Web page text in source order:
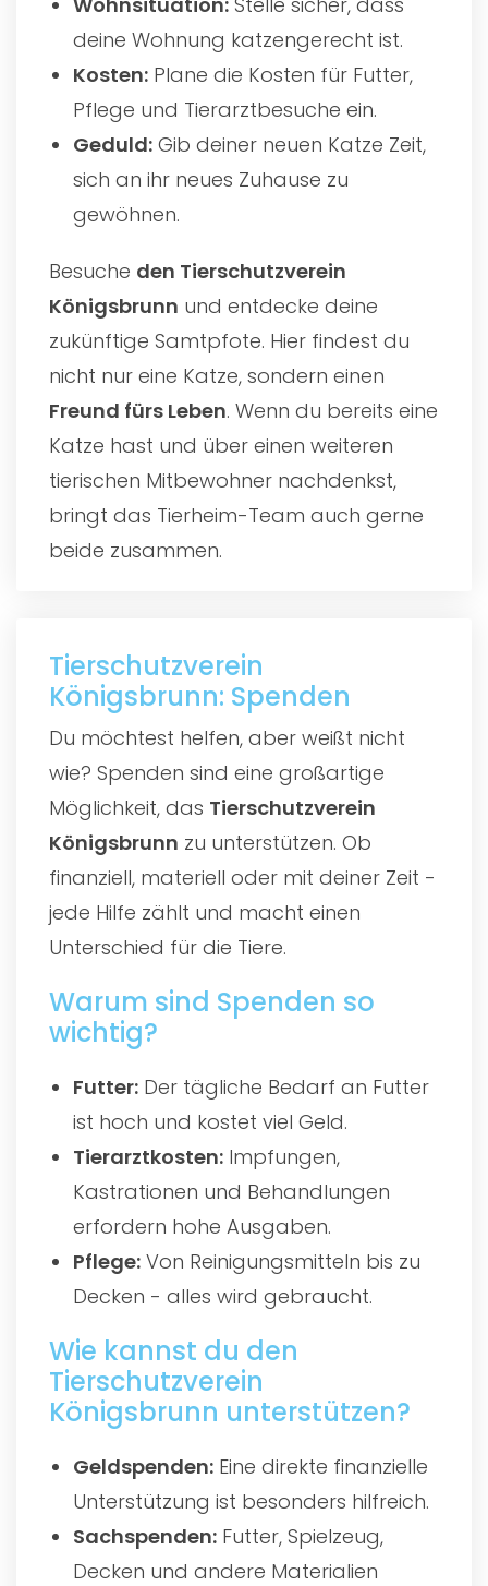
deine Wohnung katzengerecht ist.
Kosten: Plane die Kosten für Futter,
Pflege und Tierarztbesuche ein.
Geduld: Gib deiner neuen Katze Zeit,
sich an ihr neues Zuhause zu
gewöhnen.
Besuche den Tierschutzverein
Königsbrunn und entdecke deine
zukünftige Samtpfote. Hier findest du
nicht nur eine Katze, sondern einen
Freund fürs Leben. Wenn du bereits eine
Katze hast und über einen weiteren
tierischen Mitbewohner nachdenkst,
bringt das Tierheim-Team auch gerne
beide zusammen.
Tierschutzverein
Königsbrunn: Spenden
Du möchtest helfen, aber weißt nicht
wie? Spenden sind eine großartige
Möglichkeit, das Tierschutzverein
Königsbrunn zu unterstützen. Ob
finanziell, materiell oder mit deiner Zeit -
jede Hilfe zählt und macht einen
Unterschied für die Tiere.
Warum sind Spenden so
wichtig?
Futter: Der tägliche Bedarf an Futter
ist hoch und kostet viel Geld.
Tierarztkosten: Impfungen,
Kastrationen und Behandlungen
erfordern hohe Ausgaben.
Pflege: Von Reinigungsmitteln bis zu
Decken - alles wird gebraucht.
Wie kannst du den
Tierschutzverein
Königsbrunn unterstützen?
Geldspenden: Eine direkte finanzielle
Unterstützung ist besonders hilfreich.
Sachspenden: Futter, Spielzeug,
Decken und andere Materialien